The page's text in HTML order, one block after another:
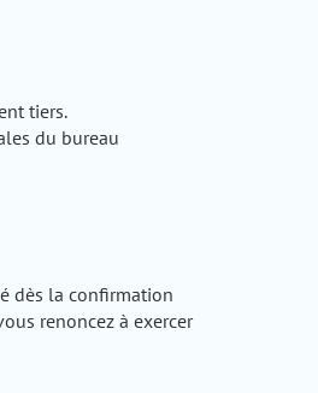
tiers.
du bureau
dès la confirmation
renoncez à exercer